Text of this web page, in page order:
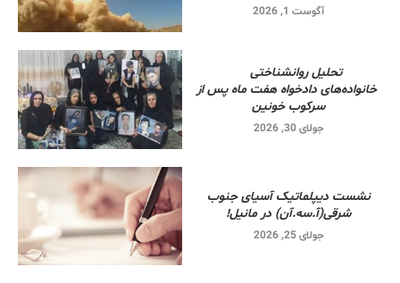
آگوست 1, 2026
تحلیل روانشناختی
خانواده‌های دادخواه هفت ماه پس از
سرکوب خونین
جولای 30, 2026
نشست دیپلماتیک آسیای جنوب
شرقی‌(آ.سه.آن) در مانیل!
جولای 25, 2026